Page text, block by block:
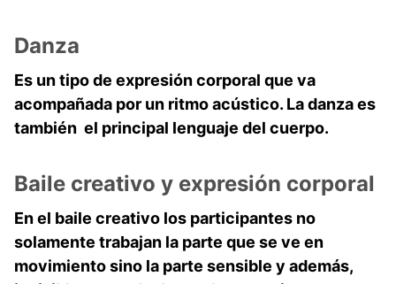
Danza
Es un tipo de expresión corporal que va
acompañada por un ritmo acústico. La danza es
también el principal lenguaje del cuerpo.
Baile creativo y expresión corporal
En el baile creativo los participantes no
solamente trabajan la parte que se ve en
movimiento sino la parte sensible y además,